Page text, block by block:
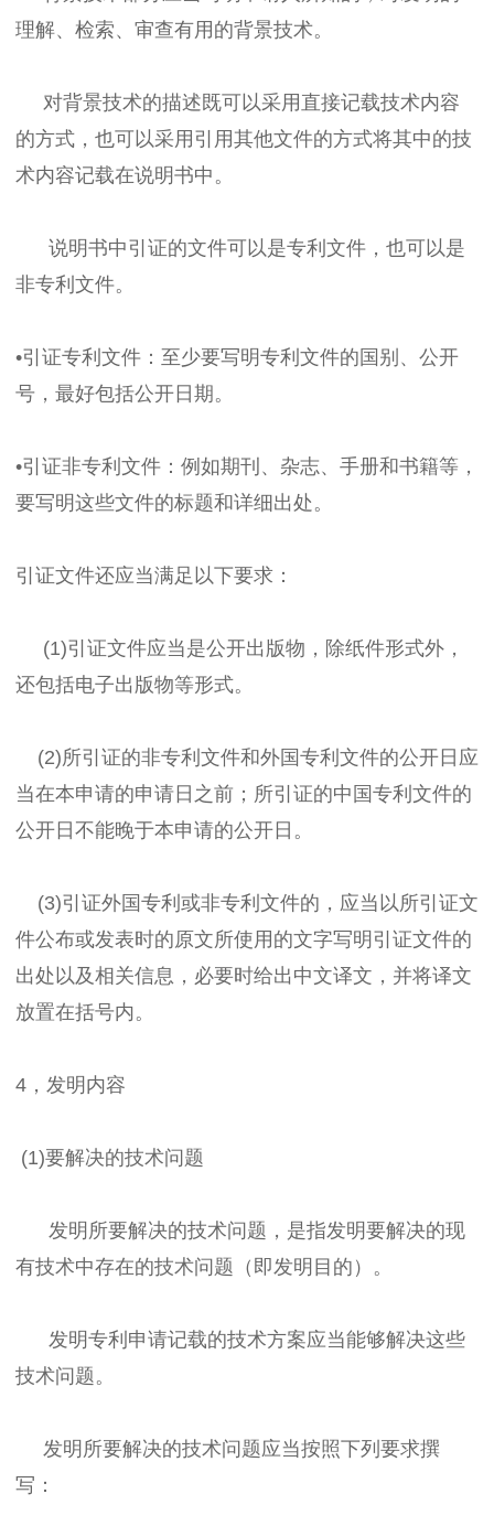
理解、检索、审查有用的背景技术。
对背景技术的描述既可以采用直接记载技术内容
的方式，也可以采用引用其他文件的方式将其中的技
术内容记载在说明书中。
说明书中引证的文件可以是专利文件，也可以是
非专利文件。
•引证专利文件：至少要写明专利文件的国别、公开
号，最好包括公开日期。
•引证非专利文件：例如期刊、杂志、手册和书籍等，
要写明这些文件的标题和详细出处。
引证文件还应当满足以下要求：
(1)引证文件应当是公开出版物，除纸件形式外，
还包括电子出版物等形式。
(2)所引证的非专利文件和外国专利文件的公开日应
当在本申请的申请日之前；所引证的中国专利文件的
公开日不能晚于本申请的公开日。
(3)引证外国专利或非专利文件的，应当以所引证文
件公布或发表时的原文所使用的文字写明引证文件的
出处以及相关信息，必要时给出中文译文，并将译文
放置在括号内。
4，发明内容
(1)要解决的技术问题
发明所要解决的技术问题，是指发明要解决的现
有技术中存在的技术问题（即发明目的）。
发明专利申请记载的技术方案应当能够解决这些
技术问题。
发明所要解决的技术问题应当按照下列要求撰
写：